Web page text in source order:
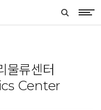
search
물류센터
Center